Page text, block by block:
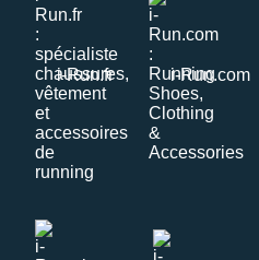
i-Run.fr i-Run.com